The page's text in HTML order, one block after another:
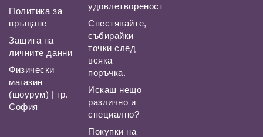
Политика за
връщане
Защита на
личните данни
Физически
магазин
(шоурум) | гр.
София
удовлетвореност
Спестявайте,
събирайки
точки след
всяка
поръчка.
Искаш нещо
различно и
специално?
Покупки на